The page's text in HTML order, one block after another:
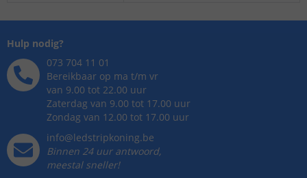
Hulp nodig?
073 704 11 01
Bereikbaar op ma t/m vr
van 9.00 tot 22.00 uur
Zaterdag van 9.00 tot 17.00 uur
Zondag van 12.00 tot 17.00 uur
info@ledstripkoning.be
Binnen 24 uur antwoord,
meestal sneller!